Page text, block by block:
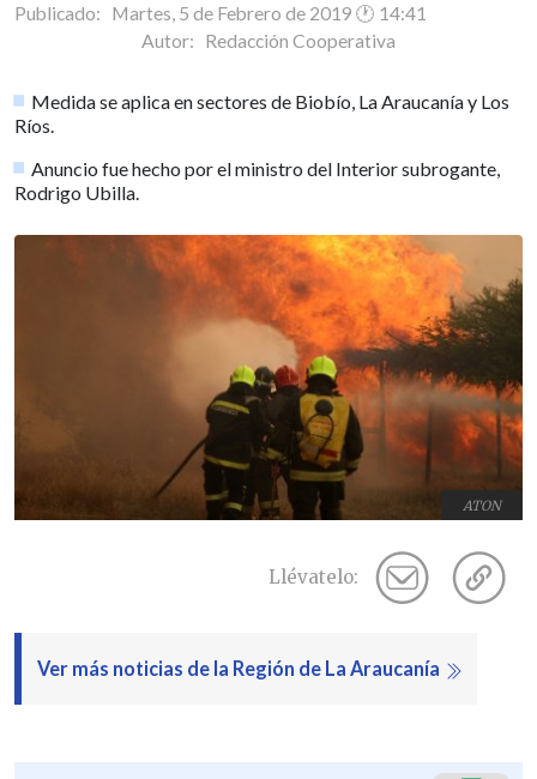
Publicado: Martes, 5 de Febrero de 2019 🕐 14:41
Autor: Redacción Cooperativa
Medida se aplica en sectores de Biobío, La Araucanía y Los
Ríos.
Anuncio fue hecho por el ministro del Interior subrogante,
Rodrigo Ubilla.
ATON
Llévatelo:
Ver más noticias de la Región de La Araucanía